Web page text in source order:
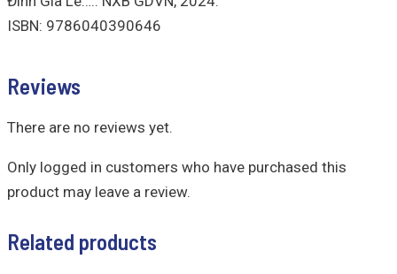
ISBN: 9786040390646
Reviews
There are no reviews yet.
Only logged in customers who have purchased this
product may leave a review.
Related products